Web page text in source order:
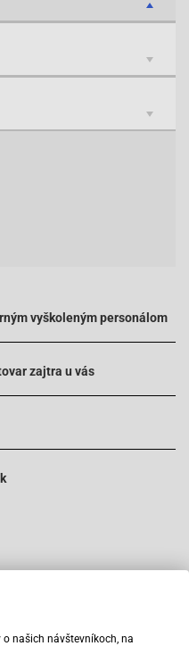
vyškoleným personálom
zajtra u vás
výrobkom
našich návštevníkoch, na